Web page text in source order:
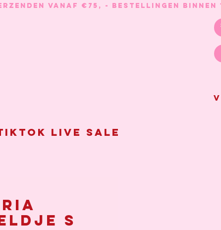
live sale
S